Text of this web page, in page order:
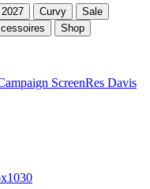
Curvy
Sale
Shop